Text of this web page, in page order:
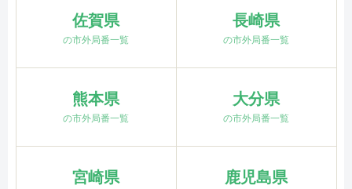
佐賀県
の市外局番一覧
長崎県
の市外局番一覧
熊本県
の市外局番一覧
大分県
の市外局番一覧
宮崎県 鹿児島県